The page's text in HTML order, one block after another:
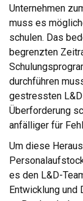
Unternehmen
muss es
schulen. Das
begrenzten
durchführen
gestressten
Überforderung
anfälliger für
Um diese
es den L&D-
Entwicklung und